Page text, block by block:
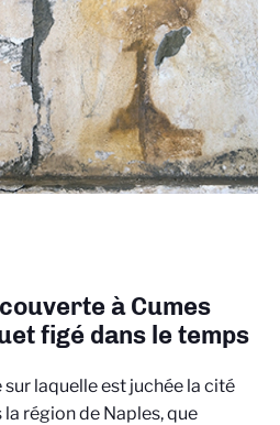
à Cumes
figé dans le temps
sur laquelle est juchée la cité
région de Naples, que